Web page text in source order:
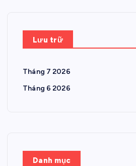
Lưu trữ
Tháng 7 2026
Tháng 6 2026
Danh mục